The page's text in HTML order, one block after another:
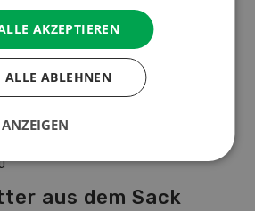
Mit Fäusten
die Alters-Sichtigkeit
aus dem Sack
AKZEPTIEREN
ALLE ABLEHNEN